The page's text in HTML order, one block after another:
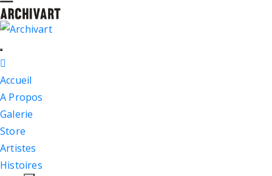
Accueil
A Propos
Galerie
Store
Artistes
Histoires